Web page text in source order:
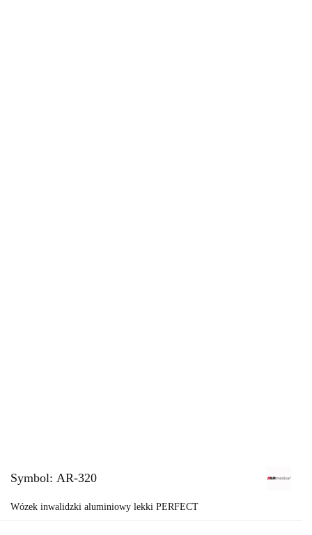
Symbol: AR-320
Wózek inwalidzki aluminiowy lekki PERFECT